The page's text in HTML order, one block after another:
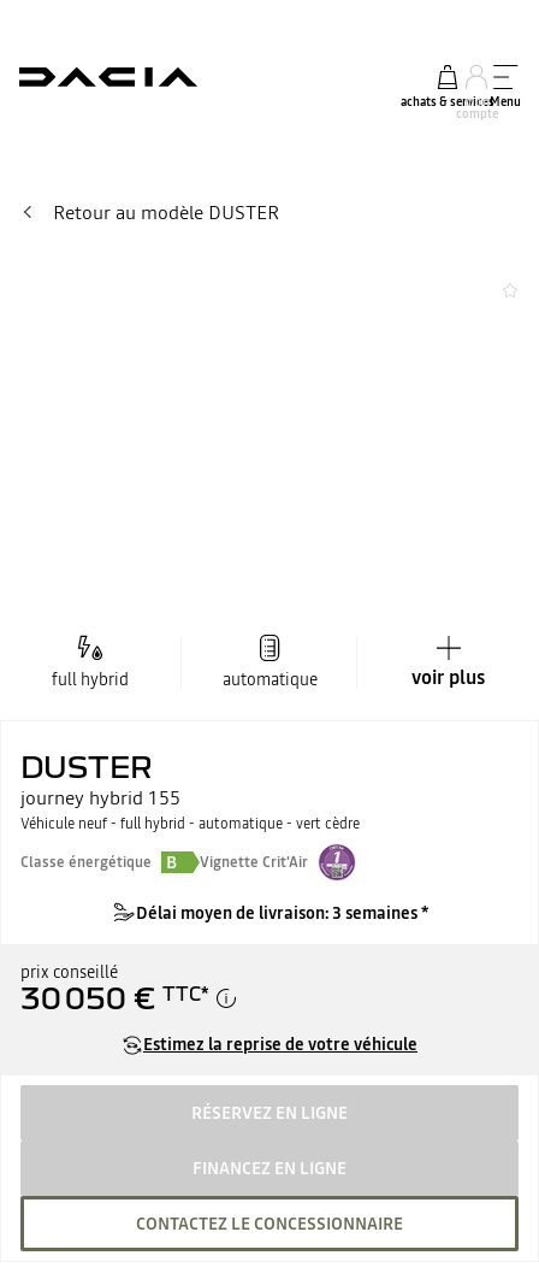
achats & services
mon
compte
Menu
Retour au modèle DUSTER
full hybrid automatique voir plus
DUSTER
journey hybrid 155
Véhicule neuf - full hybrid - automatique - vert cèdre
Classe énergétique
B Vignette Crit'Air
Délai moyen de livraison: 3 semaines *
prix conseillé
30 050 € TTC*
Estimez la reprise de votre véhicule
RÉSERVEZ EN LIGNE
FINANCEZ EN LIGNE
CONTACTEZ LE CONCESSIONNAIRE